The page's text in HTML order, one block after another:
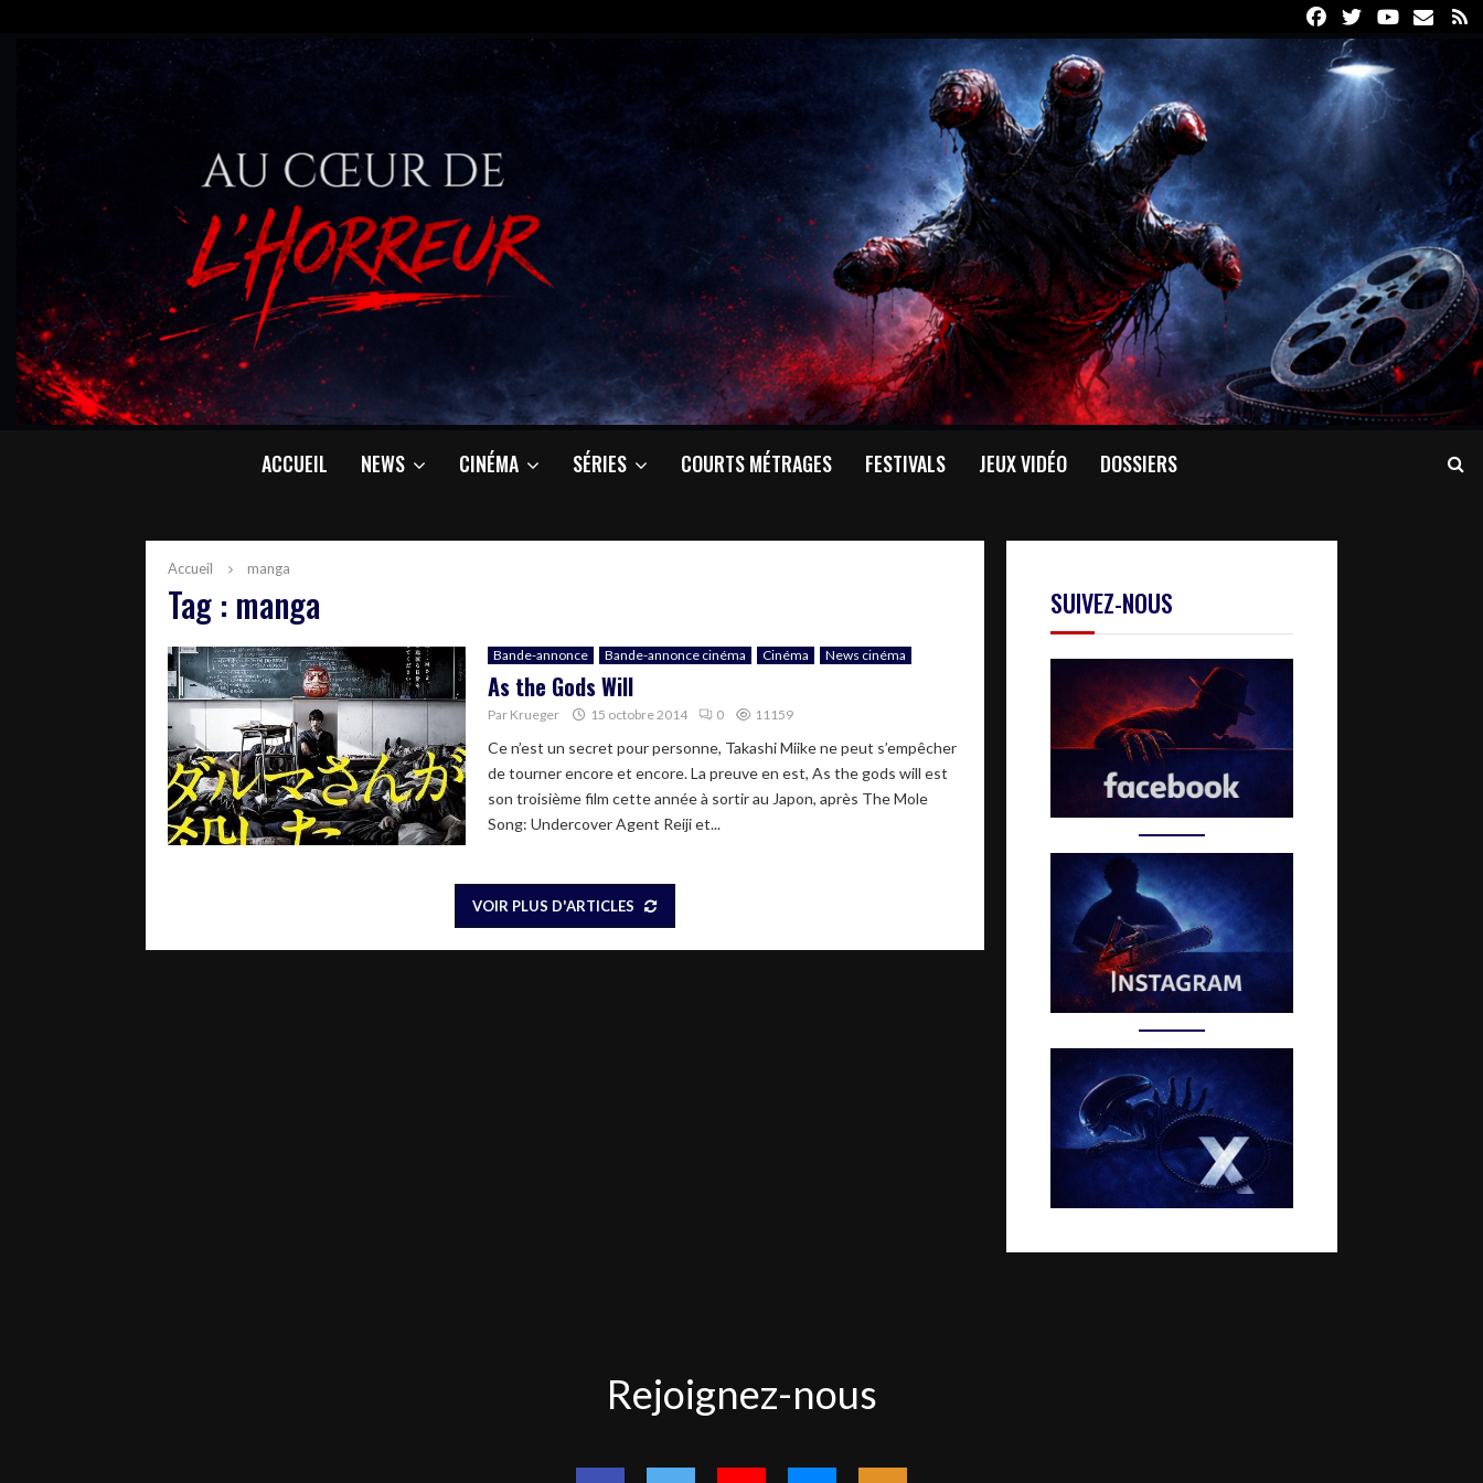
FacebookTwitterYoutube
Email
ACCUEIL NEWS CINÉMA SÉRIES COURTS MÉTRAGES FESTIVALS JEUX VIDÉO DOSSIERS
Accueil manga
Tag : manga
Bande-annonce Bande-annonce cinéma Cinéma News cinéma
As the Gods Will
Par Krueger 15 octobre 2014 0 11159
Ce n’est un secret pour personne, Takashi Miike ne peut s’empêcher
de tourner encore et encore. La preuve en est, As the gods will est
son troisième film cette année à sortir au Japon, après The Mole
Song: Undercover Agent Reiji et...
VOIR PLUS D'ARTICLES
SUIVEZ-NOUS
nous
Rejoignez-nous